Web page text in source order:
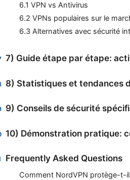
6.1 VPN vs Antivirus
6.2 VPNs populaires sur le
6.3 Alternatives avec sécurité
7) Guide étape par étape:
8) Statistiques et tendances
9) Conseils de sécurité
10) Démonstration pratique:
Frequently Asked Questions
Comment NordVPN protège-t-